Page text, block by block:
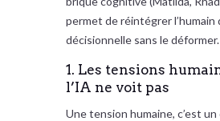
permet de réintégrer l’humain
décisionnelle sans le déformer.
1. Les tensions
l’IA ne voit pas
Une tension humaine, c’est